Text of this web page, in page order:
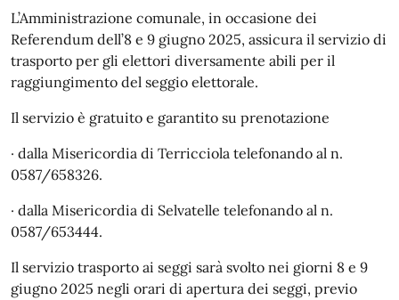
L’Amministrazione comunale, in occasione dei
Referendum dell’8 e 9 giugno 2025, assicura il servizio di
trasporto per gli elettori diversamente abili per il
raggiungimento del seggio elettorale.
Il servizio è gratuito e garantito su prenotazione
· dalla Misericordia di Terricciola telefonando al n.
0587/658326.
· dalla Misericordia di Selvatelle telefonando al n.
0587/653444.
Il servizio trasporto ai seggi sarà svolto nei giorni 8 e 9
giugno 2025 negli orari di apertura dei seggi, previo